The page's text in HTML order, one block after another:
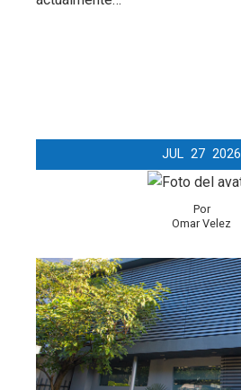
JUL 27 2026
Por
Omar Velez